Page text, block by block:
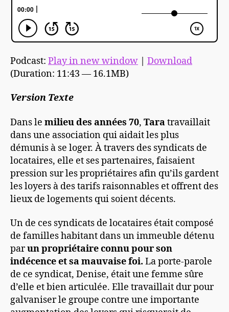
Podcast: Play in new window
Download
(Duration: 11:43 — 16.1MB)
Version Texte
Dans le milieu des années 70, Taratravaillait
dans une association qui aidait les plus
démunis à se loger. À travers des syndicats de
locataires, elle et ses partenaires, faisaient
pression sur les propriétaires afin qu’ils gardent
les loyers à des tarifs raisonnables et offrent des
lieux de logements qui soient décents.
Un de ces syndicats de locataires était composé
de familles habitant dans un immeuble détenu
parun propriétaire connu pour son
indécence et sa mauvaise foi. La porte-parole
de ce syndicat, Denise, était une femme sûre
d’elle et bien articulée. Elle travaillait dur pour
galvaniser le groupe contre une importante